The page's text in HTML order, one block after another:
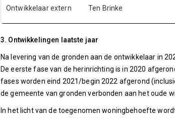
Ontwikkelaar extern Ten Brinke
3. Ontwikkelingen laatste jaar
Na levering van de gronden aan de ontwikkelaar in
De eerste fase van de herinrichting is in 2020
fases worden eind 2021/begin 2022 afgerond
de gemeente van gronden verbonden aan het oude
In het licht van de toegenomen woningbehoefte